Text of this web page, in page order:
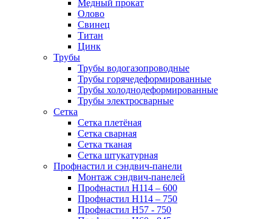
Медный прокат
Олово
Свинец
Титан
Цинк
Трубы
Трубы водогазопроводные
Трубы горячедеформированные
Трубы холоднодеформированные
Трубы электросварные
Сетка
Сетка плетёная
Сетка сварная
Сетка тканая
Сетка штукатурная
Профнастил и сэндвич-панели
Монтаж сэндвич-панелей
Профнастил Н114 – 600
Профнастил Н114 – 750
Профнастил Н57 - 750